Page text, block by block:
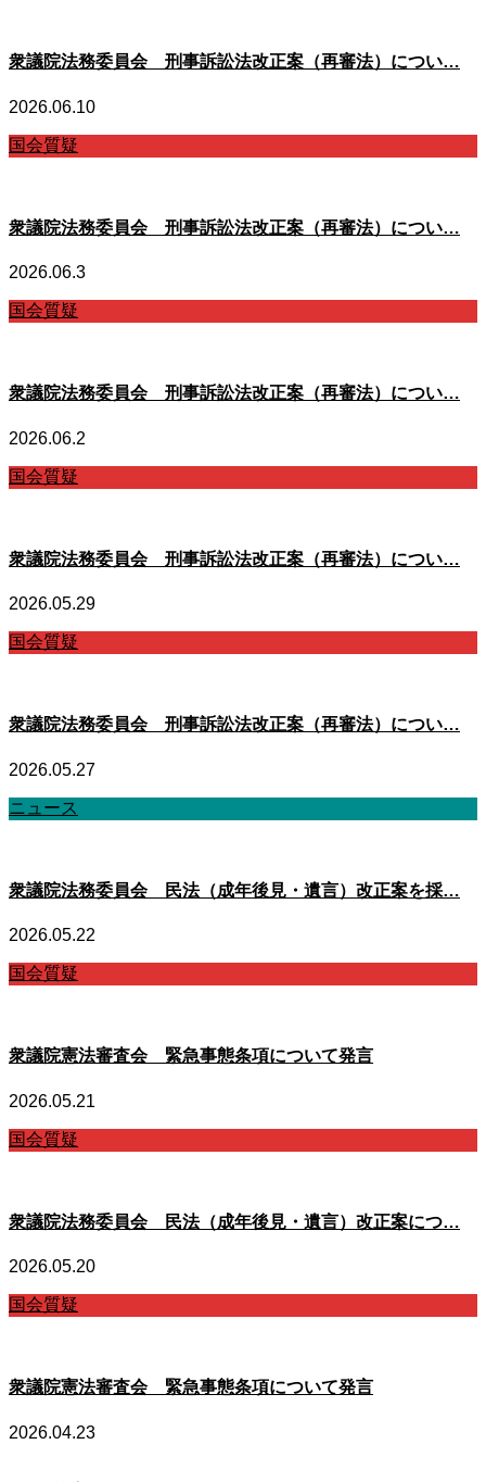
衆議院法務委員会 刑事訴訟法改正案（再審法）につい…
2026.06.10
国会質疑
衆議院法務委員会 刑事訴訟法改正案（再審法）につい…
2026.06.3
国会質疑
衆議院法務委員会 刑事訴訟法改正案（再審法）につい…
2026.06.2
国会質疑
衆議院法務委員会 刑事訴訟法改正案（再審法）につい…
2026.05.29
国会質疑
衆議院法務委員会 刑事訴訟法改正案（再審法）につい…
2026.05.27
ニュース
衆議院法務委員会 民法（成年後見・遺言）改正案を採…
2026.05.22
国会質疑
衆議院憲法審査会 緊急事態条項について発言
2026.05.21
国会質疑
衆議院法務委員会 民法（成年後見・遺言）改正案につ…
2026.05.20
国会質疑
衆議院憲法審査会 緊急事態条項について発言
2026.04.23